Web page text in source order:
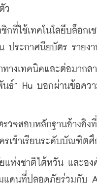
ว
ใช้เทคโนโลยีบล็อกเ
น ประกาศนียบัตร ราย
งเทคนิคและต่อมากล
ธ์” Hu บอกผ่านข้อคว
สอบหลักฐานอ้างอิงที่
เข้าเรียนระดับบัณฑิต
งชาติไต้หวัน และอง
แดนที่ปลอดภัยร่วมกับ